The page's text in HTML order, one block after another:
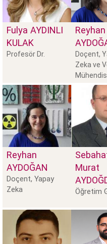
Fulya AYDINLI
KULAK
Profesör Dr.
Reyhan
Doçent,
Zeka ve
Bölüm B
Reyhan
AYDOĞAN
Doçent, Yapay
Zeka
Murat
Öğretim